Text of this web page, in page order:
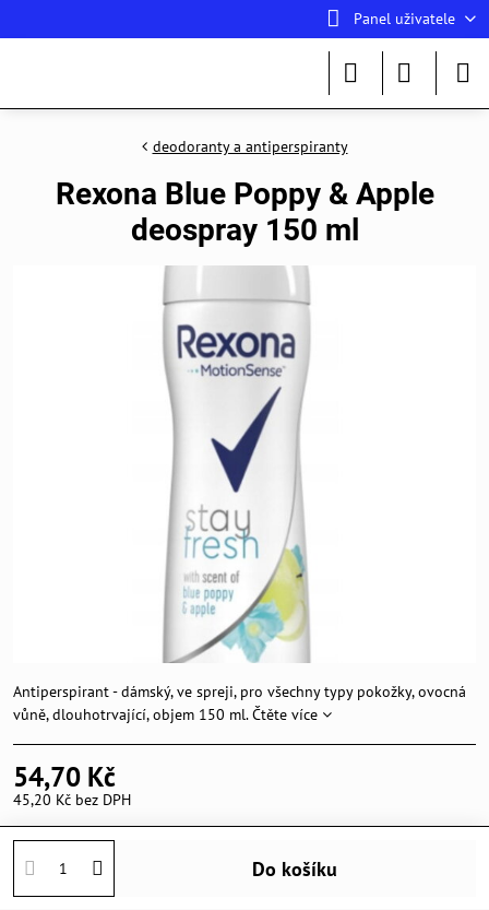
Panel uživatele
deodoranty a antiperspiranty
Rexona Blue Poppy & Apple
deospray 150 ml
Antiperspirant - dámský, ve spreji, pro všechny typy pokožky, ovocná
vůně, dlouhotrvající, objem 150 ml.Čtěte více
54,70 Kč
45,20 Kč bez DPH
Do košíku